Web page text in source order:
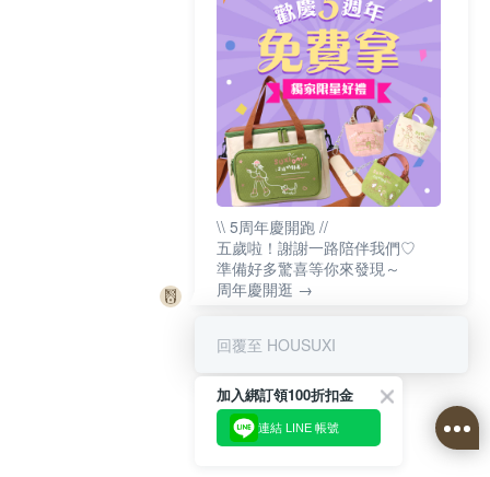
\\ 5周年慶開跑 //
五歲啦！謝謝一路陪伴我們♡
準備好多驚喜等你來發現～
周年慶開逛 →
回覆至 HOUSUXI
加入綁訂領100折扣金
連結 LINE 帳號